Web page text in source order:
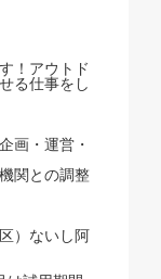
！アウトド
る仕事をし
画・運営・
の調整
）ないし阿